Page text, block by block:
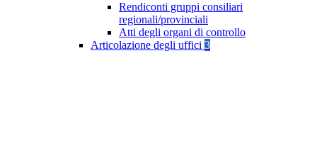
Rendiconti gruppi consiliari
regionali/provinciali
Atti degli organi di controllo
Articolazione degli uffici 3